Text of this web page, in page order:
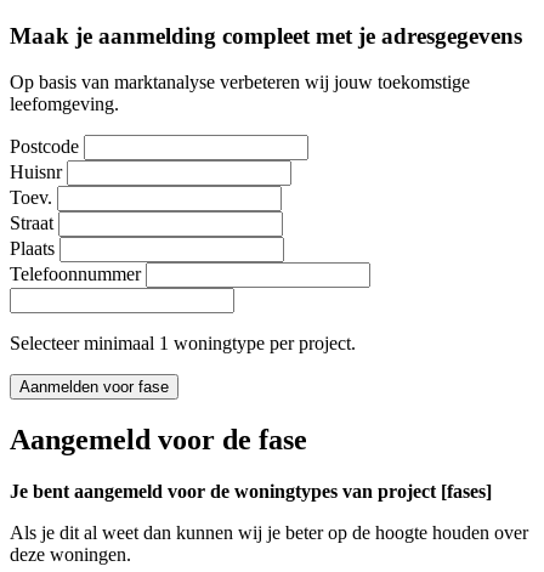
Maak je aanmelding compleet met je adresgegevens
Op basis van marktanalyse verbeteren wij jouw toekomstige
leefomgeving.
Postcode
Huisnr
Toev.
Straat
Plaats
Telefoonnummer
Selecteer minimaal 1 woningtype per project.
Aanmelden voor fase
Aangemeld voor de fase
Je bent aangemeld voor de woningtypes van project [fases]
Als je dit al weet dan kunnen wij je beter op de hoogte houden over
deze woningen.